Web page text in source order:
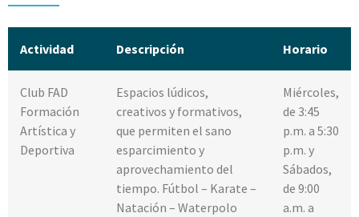
Actividad Descripción Horario
Club FAD
Formación
Artística y
Deportiva
Espacios lúdicos,
creativos y formativos,
que permiten el sano
esparcimiento y
aprovechamiento del
tiempo. Fútbol – Karate –
Natación – Waterpolo
Miércoles,
de 3:45
p.m. a 5:30
p.m. y
Sábados,
de 9:00
a.m. a